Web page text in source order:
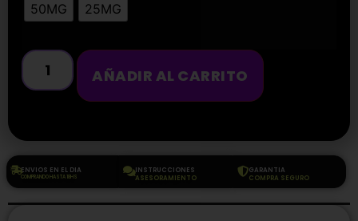
50MG
25MG
AÑADIR AL CARRITO
ENVIOS EN EL DIA
COMPRANDO HASTA 18HS
INSTRUCCIONES
ASESORAMIENTO
GARANTIA
COMPRA SEGURO